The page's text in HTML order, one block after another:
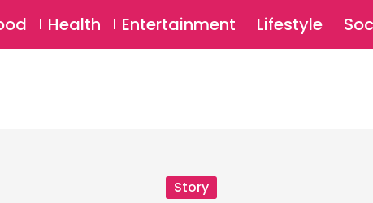
Health Entertainment Lifestyle
Story